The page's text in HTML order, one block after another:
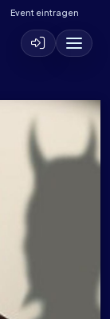
Event eintragen